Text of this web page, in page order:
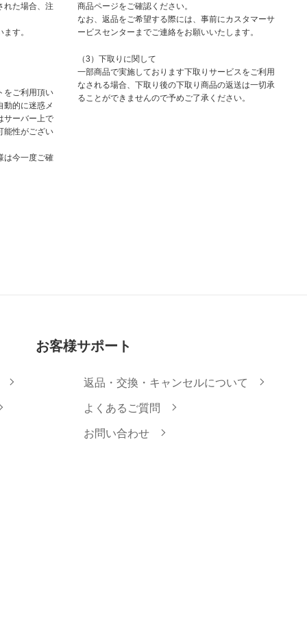
れた場合、注
す。
をご利用頂い
動的に迷惑メ
サーバー上で
能性がござい
は今一度ご確
商品ページをご確認ください。
なお、返品をご希望する際には、事前にカスタマーサ
ービスセンターまでご連絡をお願いいたします。
（3）下取りに関して
一部商品で実施しております下取りサービスをご利用
なされる場合、下取り後の下取り商品の返送は一切承
ることができませんので予めご了承ください。
お客様サポート
返品・交換・キャンセルについて
よくあるご質問
お問い合わせ